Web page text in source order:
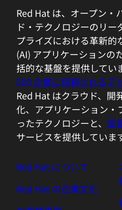
Red Hat は、オープン・
ド・テクノロジーのリー
プライズにおける革新的
(AI) アプリケーションの
括的な基盤を提供してい
500 企業に信頼されるア
Red Hat はクラウド、開
化、アプリケーション・
ったテクノロジーと、 受
サービスを提供していま
Red Hat について
Red Hat の企業文化